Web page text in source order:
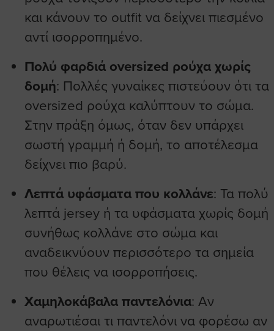
και κάνουν το outfit να δείχνει πιεσμένο
αντί ισορροπημένο.
Πολύ φαρδιά oversized ρούχα χωρίς
δομή: Πολλές γυναίκες πιστεύουν ότι τα
oversized ρούχα καλύπτουν το σώμα.
Στην πράξη όμως, όταν δεν υπάρχει
σωστή γραμμή ή δομή, το αποτέλεσμα
δείχνει πιο βαρύ.
Λεπτά υφάσματα που κολλάνε: Τα πολύ
λεπτά jersey ή τα υφάσματα χωρίς δομή
συνήθως κολλάνε στο σώμα και
αναδεικνύουν περισσότερο τα σημεία
που θέλεις να ισορροπήσεις.
Χαμηλοκάβαλα παντελόνια: Αν
αναρωτιέσαι τι παντελόνι να φορέσω αν